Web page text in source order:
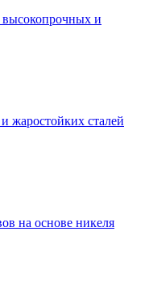
и
жаростойких сталей
на основе никеля